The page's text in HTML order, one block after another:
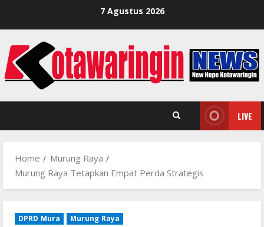
7 Agustus 2026
LIVE
Home
Murung Raya
Murung Raya Tetapkan Empat Perda Strategis
DPRD Mura Murung Raya